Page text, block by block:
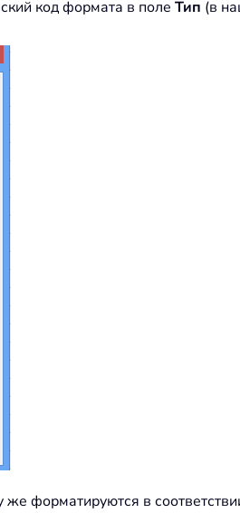
код формата в поле Тип (в
форматируются в